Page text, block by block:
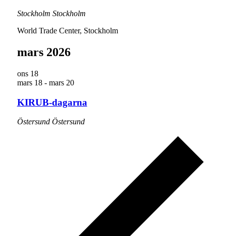
Stockholm Stockholm
World Trade Center, Stockholm
mars 2026
ons 18
mars 18- mars 20
KIRUB-dagarna
Östersund Östersund